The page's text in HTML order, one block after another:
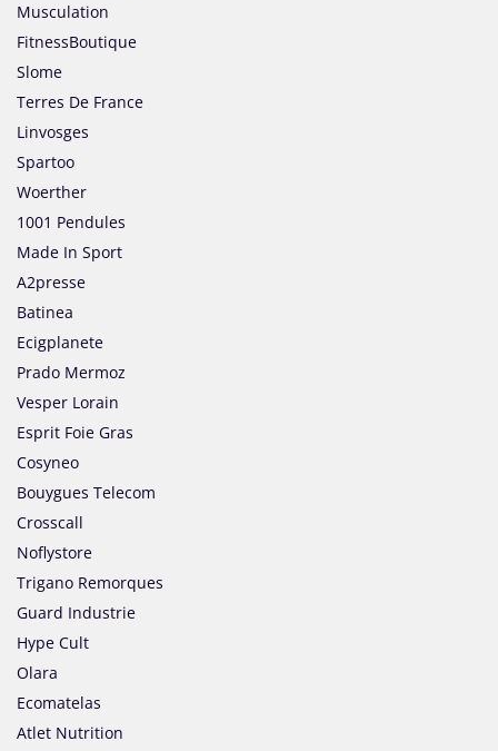
Musculation
FitnessBoutique
Slome
Terres De France
Linvosges
Spartoo
Woerther
1001 Pendules
Made In Sport
A2presse
Batinea
Ecigplanete
Prado Mermoz
Vesper Lorain
Esprit Foie Gras
Cosyneo
Bouygues Telecom
Crosscall
Noflystore
Trigano Remorques
Guard Industrie
Hype Cult
Olara
Ecomatelas
Atlet Nutrition